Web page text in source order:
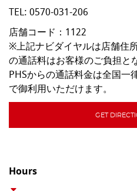
TEL: 0570-031-206
店舗コード：1122
※上記ナビダイヤルは店舗住
の通話料はお客様のご負担と
PHSからの通話料金は全国一
で御利用いただけます。
GET
Hours